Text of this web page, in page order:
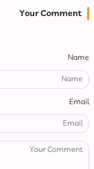
Your Comment
Name
Email